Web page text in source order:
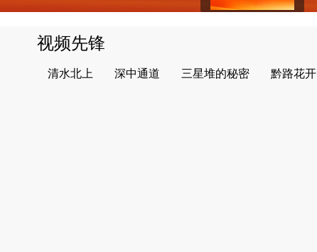
视频先锋
清水北上 深中通道 三星堆的秘密 黔路花开